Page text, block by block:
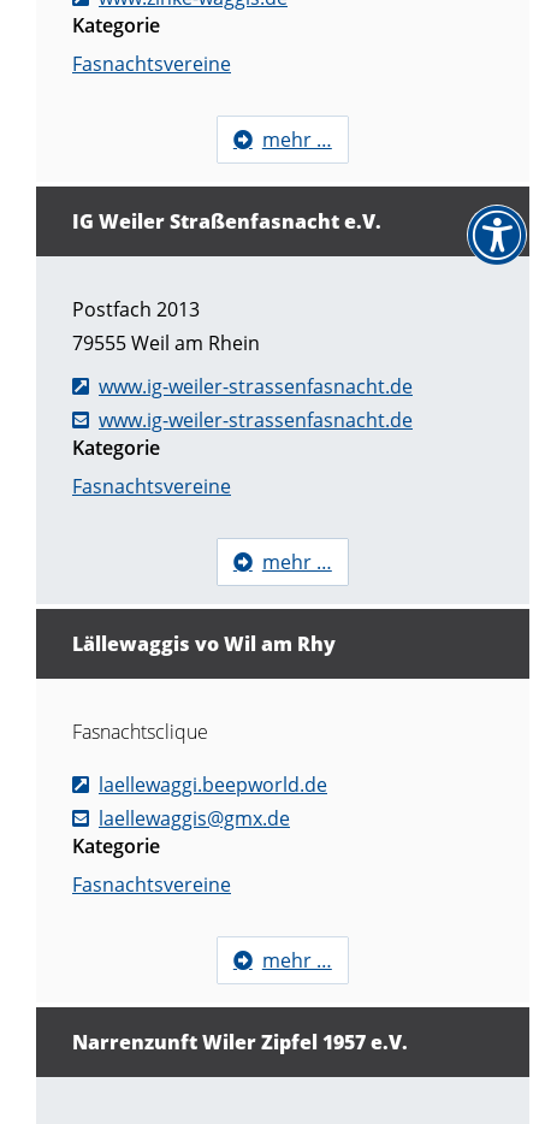
Kategorie
Fasnachtsvereine
mehr …
IG Weiler Straßenfasnacht e.V.
Postfach 2013
79555Weil am Rhein
www.ig-weiler-strassenfasnacht.de
www.ig-weiler-strassenfasnacht.de
Kategorie
Fasnachtsvereine
mehr …
Lällewaggis vo Wil am Rhy
laellewaggi.beepworld.de
laellewaggis@gmx.de
Fasnachtsclique
Kategorie
Fasnachtsvereine
mehr …
Narrenzunft Wiler Zipfel 1957 e.V.